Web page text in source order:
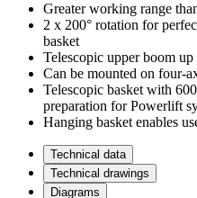
Greater working range
2 x 200° rotation for
basket
Telescopic upper boom
Can be mounted on four-
Telescopic basket with
preparation for Powerlift
Hanging basket enables
Technical data
Technical drawings
Diagrams